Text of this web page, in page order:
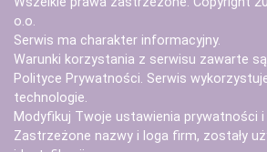
o.o.
Serwis ma charakter informacyjny.
Warunki korzystania z serwisu zawarte
Polityce Prywatności. Serwis
technologie.
Modyfikuj Twoje ustawienia prywatności
Zastrzeżone nazwy i loga firm, zostały